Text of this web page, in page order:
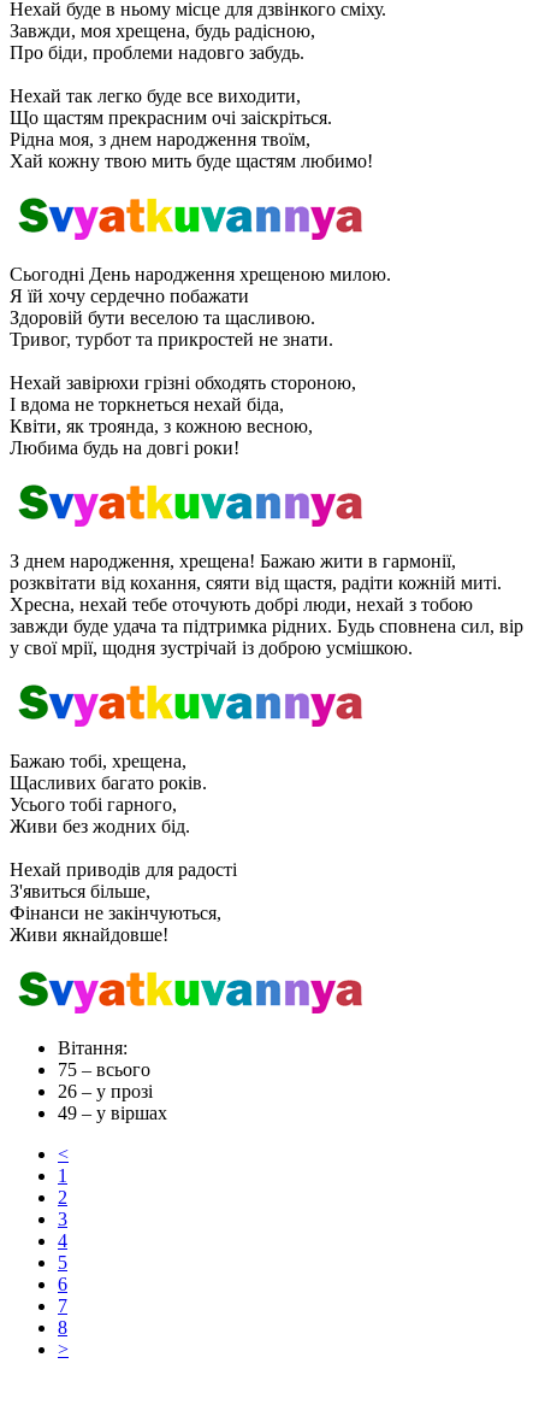
Нехай буде в ньому місце для дзвінкого сміху.
Завжди, моя хрещена, будь радісною,
Про біди, проблеми надовго забудь.
Нехай так легко буде все виходити,
Що щастям прекрасним очі заіскріться.
Рідна моя, з днем ​​народження твоїм,
Хай кожну твою мить буде щастям любимо!
Сьогодні День народження хрещеною милою.
Я їй хочу сердечно побажати
Здоровій бути веселою та щасливою.
Тривог, турбот та прикростей не знати.
Нехай завірюхи грізні обходять стороною,
І вдома не торкнеться нехай біда,
Квіти, як троянда, з кожною весною,
Любима будь на довгі роки!
З днем ​​народження, хрещена! Бажаю жити в гармонії,
розквітати від кохання, сяяти від щастя, радіти кожній миті.
Хресна, нехай тебе оточують добрі люди, нехай з тобою
завжди буде удача та підтримка рідних. Будь сповнена сил, вір
у свої мрії, щодня зустрічай із доброю усмішкою.
Бажаю тобі, хрещена,
Щасливих багато років.
Усього тобі гарного,
Живи без жодних бід.
Нехай приводів для радості
З'явиться більше,
Фінанси не закінчуються,
Живи якнайдовше!
Вітання:
75 – всього
26 – у прозі
49 – у віршах
<
1
2
3
4
5
6
7
8
>